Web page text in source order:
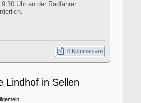
Uhr an der Radfahrer
0 Kommentare
Lindhof in Sellen